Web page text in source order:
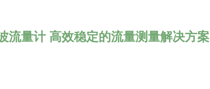
流量计 高效稳定的流量测量解决方案